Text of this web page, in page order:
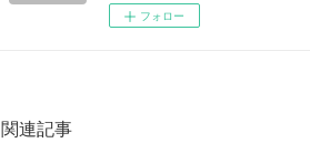
フォロー
関連記事